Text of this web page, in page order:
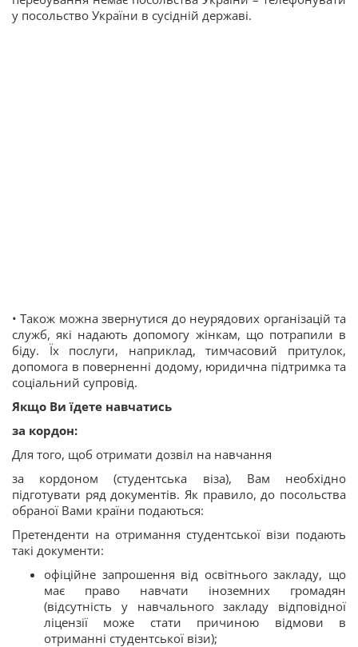
у посольство України в сусідній державі.
• Також можна звернутися до неурядових організацій та
служб, які надають допомогу жінкам, що потрапили в
біду. Їх послуги, наприклад, тимчасовий притулок,
допомога в поверненні додому, юридична підтримка та
соціальний супровід.
Якщо Ви їдете навчатись
за кордон:
Для того, щоб отримати дозвіл на навчання
за кордоном (студентська віза), Вам необхідно
підготувати ряд документів. Як правило, до посольства
обраної Вами країни подаються:
Претенденти на отримання студентської візи подають
такі документи:
офіційне запрошення від освітнього закладу, що
має право навчати іноземних громадян
(відсутність у навчального закладу відповідної
ліцензії може стати причиною відмови в
отриманні студентської візи);